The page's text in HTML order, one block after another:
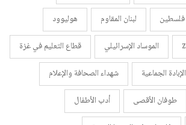
فلسطين لبنان المقاوم
هوليوود
الموساد الإسرائيلي
قطاع التعليم في غزة
الإبادة الجماعية
شهداء الصحافة والإعلام
طوفان الأقصى
أدب الأطفال